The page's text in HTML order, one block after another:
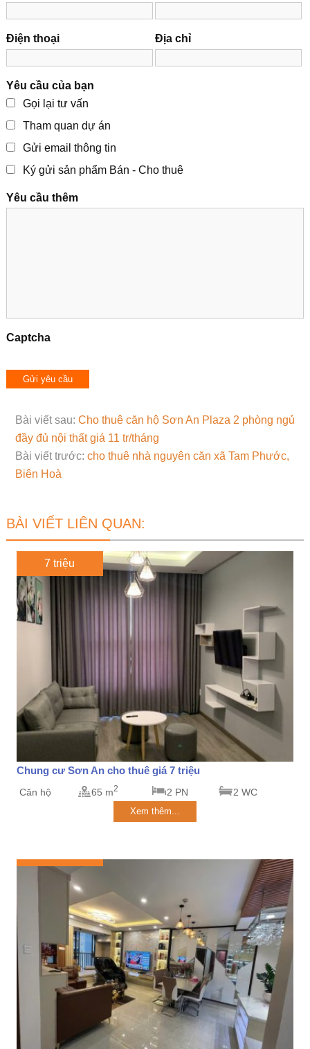
Điện thoại Địa chỉ
Yêu cầu của bạn
Gọi lại tư vấn
Tham quan dự án
Gửi email thông tin
Ký gửi sản phẩm Bán - Cho thuê
Yêu cầu thêm
Captcha
Bài viết sau: Cho thuê căn hộ Sơn An Plaza 2 phòng ngủ
đầy đủ nội thất giá 11 tr/tháng
Bài viết trước: cho thuê nhà nguyên căn xã Tam Phước,
Biên Hoà
BÀI VIẾT LIÊN QUAN:
7 triệu
Chung cư Sơn An cho thuê giá 7 triệu
Căn hộ 65 m2 2 PN 2 WC
Xem thêm...